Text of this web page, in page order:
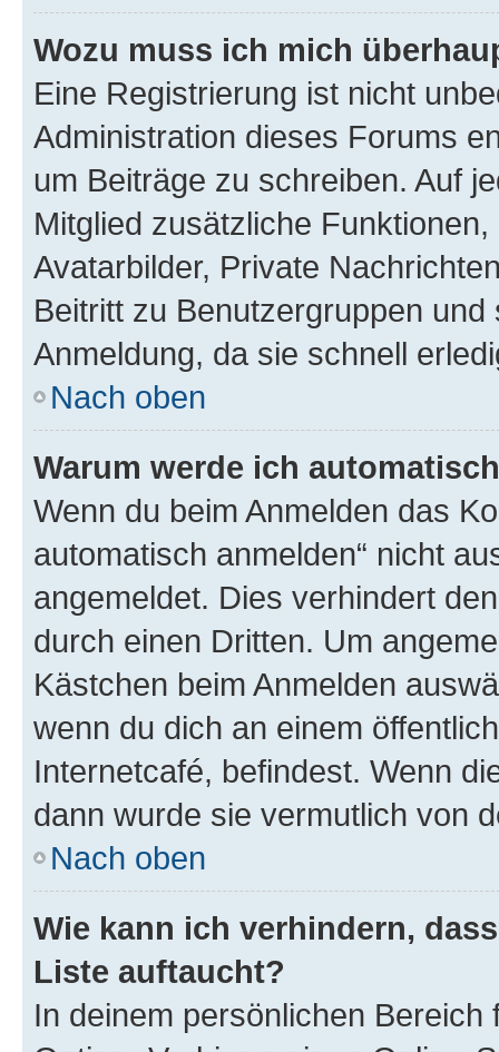
Wozu muss ich mich
Eine Registrierung ist nicht
Administration dieses Forums
um Beiträge zu schreiben. Auf
Mitglied zusätzliche
Avatarbilder, Private
Beitritt zu Benutzergruppen
Anmeldung, da sie schnell
Nach oben
Warum werde ich
Wenn du beim Anmelden das
automatisch anmelden“ nicht
angemeldet. Dies verhindert
durch einen Dritten. Um
Kästchen beim Anmelden
wenn du dich an einem
Internetcafé, befindest. Wenn
dann wurde sie vermutlich von
Nach oben
Wie kann ich verhindern,
Liste auftaucht?
In deinem persönlichen